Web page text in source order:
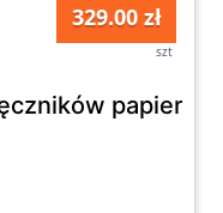
329.00 zł
szt